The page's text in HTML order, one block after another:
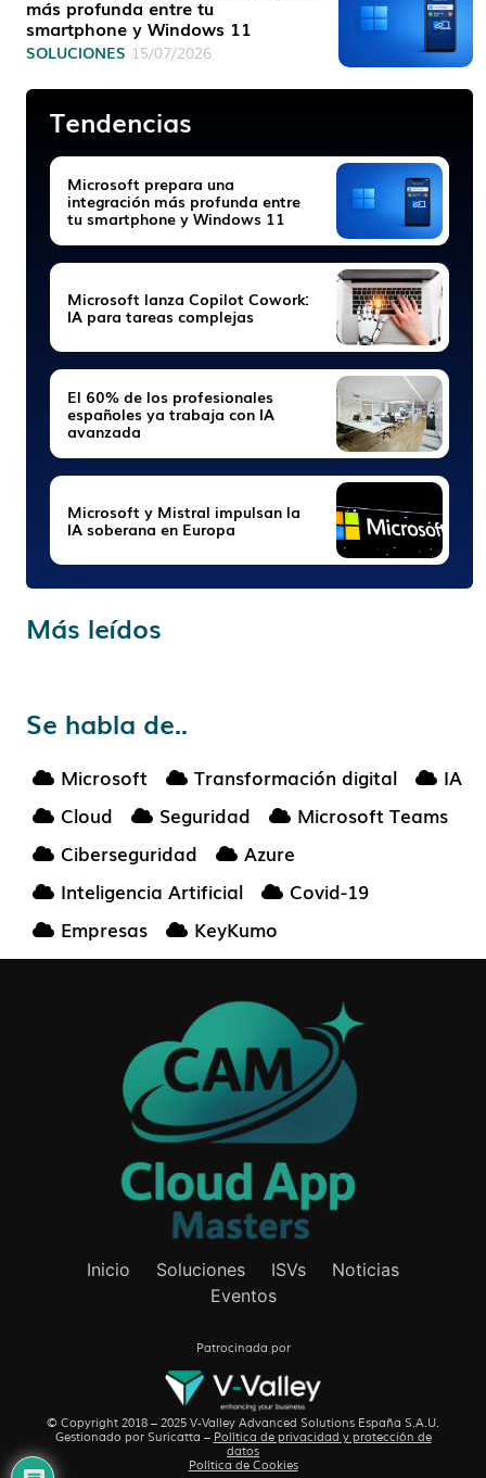
más profunda entre tu
smartphone y Windows 11
SOLUCIONES 15/07/2026
Tendencias
Microsoft prepara una
integración más profunda entre
tu smartphone y Windows 11
Microsoft lanza Copilot Cowork:
IA para tareas complejas
El 60% de los profesionales
españoles ya trabaja con IA
avanzada
Microsoft y Mistral impulsan la
IA soberana en Europa
Más leídos
Se habla de..
Microsoft Transformación digital
IA
Cloud
Seguridad
Microsoft Teams
Ciberseguridad
Azure
Inteligencia Artificial
Covid-19
Empresas
KeyKumo
Inicio Soluciones ISVs
Noticias
Eventos
Patrocinada por
© Copyright 2018 – 2025 V-Valley Advanced Solutions España S.A.U.
Gestionado por Suricatta – Política de privacidad y protección de
datos
Política de Cookies